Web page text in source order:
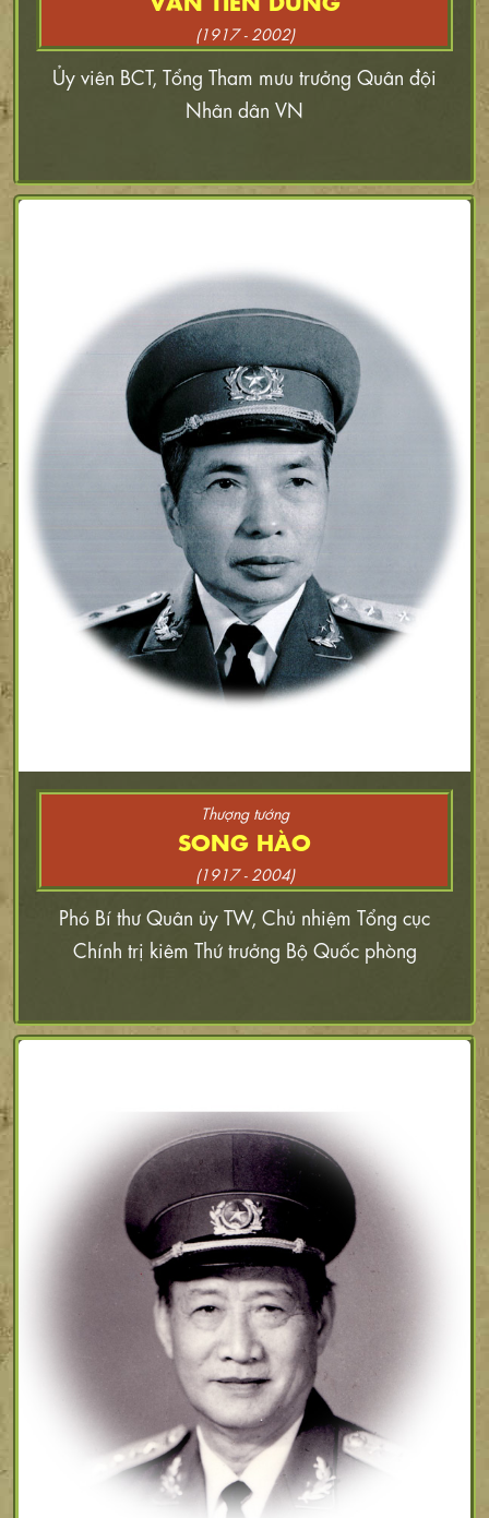
(1917 - 2002)
Ủy viên BCT, Tổng Tham mưu trưởng Quân đội
Nhân dân VN
Thượng tướng
SONG HÀO
(1917 - 2004)
Phó Bí thư Quân ủy TW, Chủ nhiệm Tổng cục
Chính trị kiêm Thứ trưởng Bộ Quốc phòng